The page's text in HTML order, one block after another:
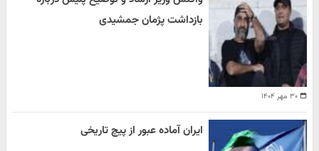
۳۰ مهر ۱۴۰۴
بازداشت پژمان جمشیدی
ایران آماده عبور از پیچ تاریخی